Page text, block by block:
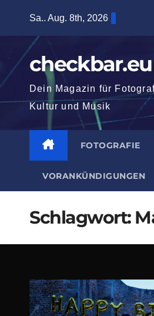
springen
Sa.. Aug. 8th, 2026
checkbar.eu
Dein Magazin für
Kultur und Musik
FOTOGRAFIE
VORANKÜNDIGUNGEN
Schlagwort: